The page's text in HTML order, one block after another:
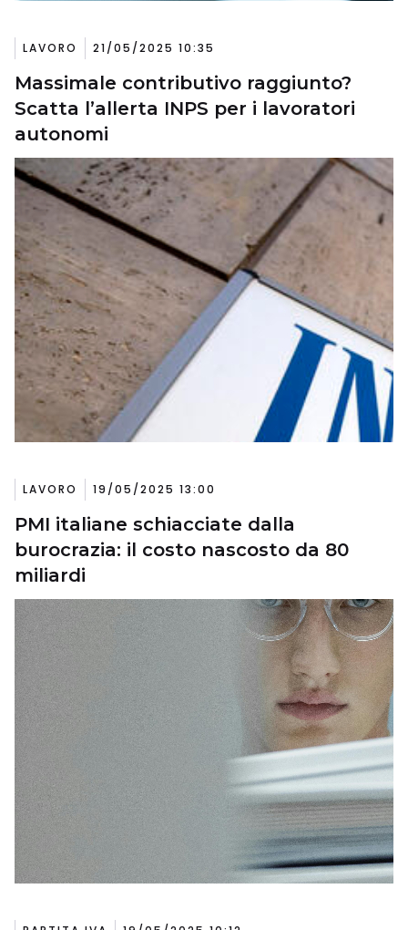
LAVORO 21/05/2025 10:35
Massimale contributivo raggiunto?
Scatta l’allerta INPS per i lavoratori
autonomi
LAVORO 19/05/2025 13:00
PMI italiane schiacciate dalla
burocrazia: il costo nascosto da 80
miliardi